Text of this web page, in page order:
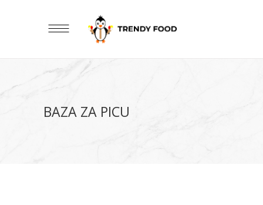
BAZA ZA PICU